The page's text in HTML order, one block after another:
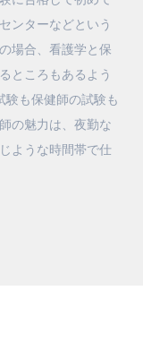
ンターなどという
場合、看護学と保
ところもあるよう
も保健師の試験も
の魅力は、夜勤な
ような時間帯で仕